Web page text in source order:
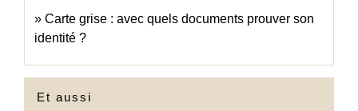
Carte grise : avec quels documents prouver son
identité ?
Et aussi